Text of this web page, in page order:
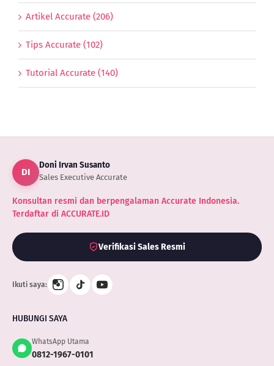
Artikel Accurate (206)
Tips Accurate (102)
Tutorial Accurate (140)
DI
Doni Irvan Susanto
Sales Executive Accurate
Konsultan resmi dan berpengalaman Accurate Indonesia.
Terdaftar di ACCURATE.ID
Verifikasi Sales Resmi
Ikuti saya:
HUBUNGI SAYA
WhatsApp Utama
0812-1967-0101